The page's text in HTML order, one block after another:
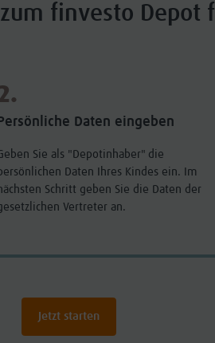
finvesto Depot
Persönliche Daten eingeben
Sie als "Depotinhaber" die
Daten Ihres Kindes ein. Im
Schritt geben Sie die Daten der
Vertreter an.
Jetzt starten